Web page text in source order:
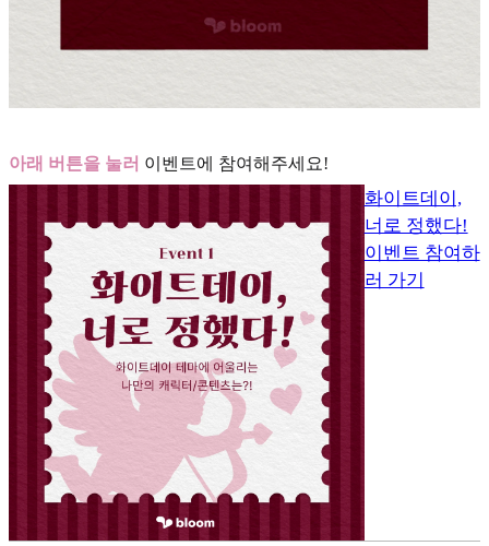
아래 버튼을 눌러 이벤트에 참여해주세요!
화이트데이,
너로 정했다!
이벤트 참여하
러 가기